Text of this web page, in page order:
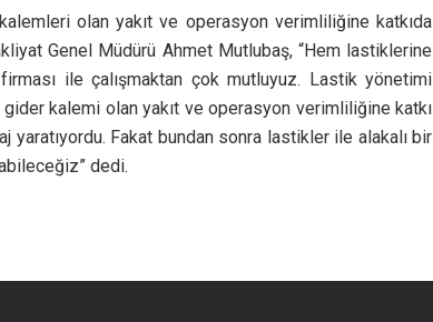
olan yakıt ve operasyon verimliliğine katkıda
Genel Müdürü Ahmet Mutlubaş, “Hem lastiklerine
ile çalışmaktan çok mutluyuz. Lastik yönetimi
kalemi olan yakıt ve operasyon verimliliğine katkı
yaratıyordu. Fakat bundan sonra lastikler ile alakalı bir
dedi.